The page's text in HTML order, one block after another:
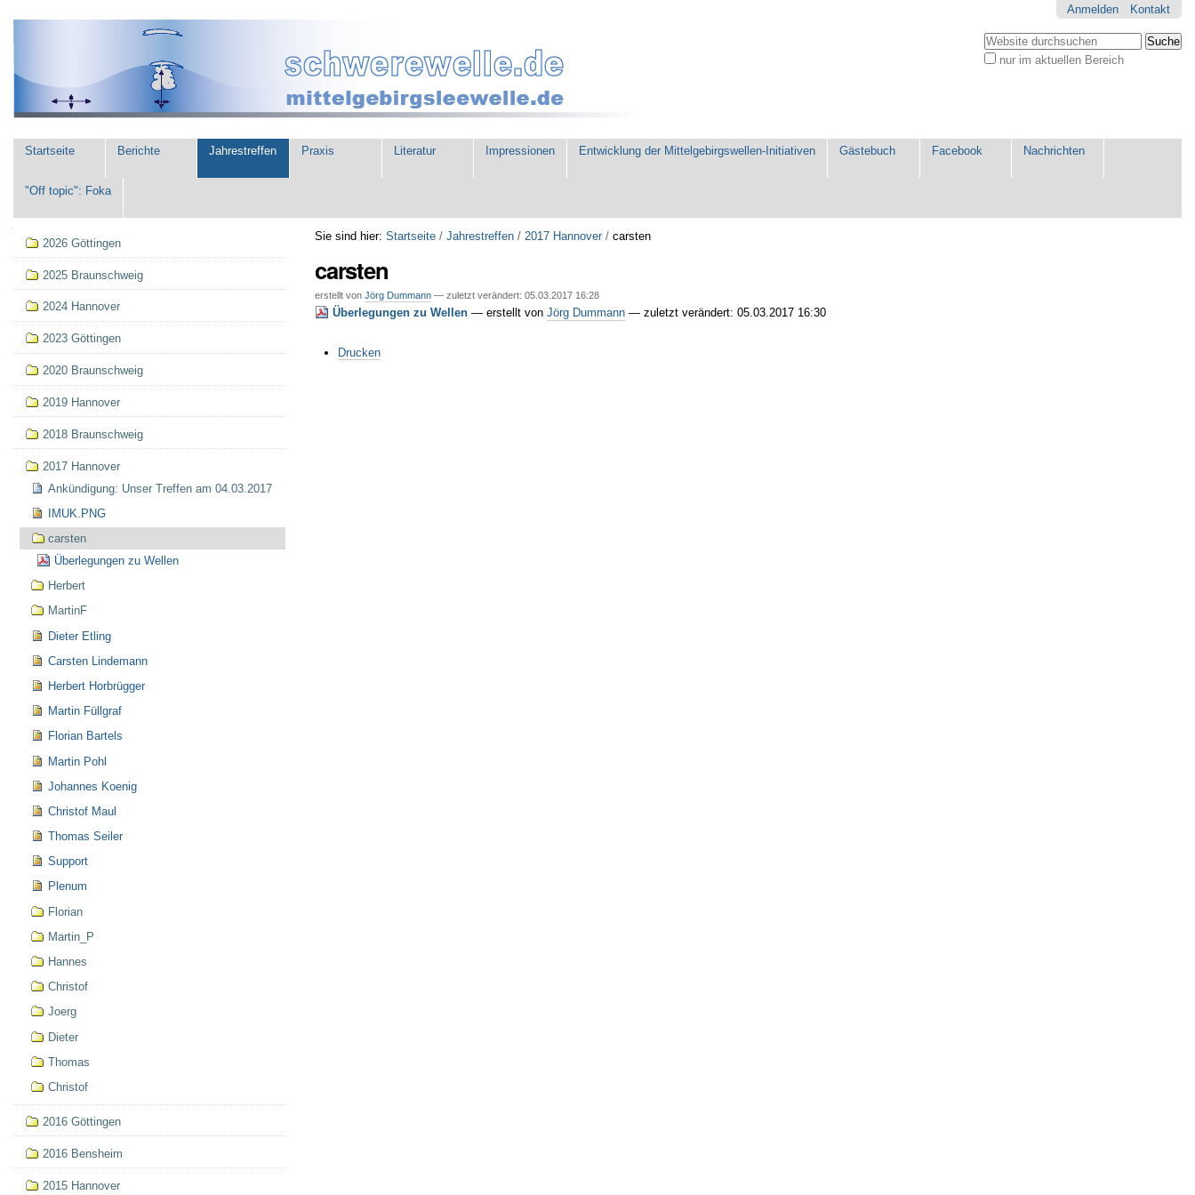
zum
Direkt
zur
Navigation
Werkzeuge
Anmelden Kontakt
Website durchsuchen
nur im aktuellen Bereich
Sektionen
Startseite Berichte Jahrestreffen Praxis Literatur Impressionen Entwicklung der Mittelgebirgswellen-Initiativen Gästebuch Facebook Nachrichten
"Off topic": Foka
Sie sind hier: Startseite /Jahrestreffen / 2017 Hannover /carsten
carsten
erstellt vonJörg Dummann —zuletzt verändert: 05.03.2017 16:28
Überlegungen zu Wellen —erstellt vonJörg Dummann — zuletzt verändert: 05.03.2017 16:30
Drucken
Navigation
2026 Göttingen
2025 Braunschweig
2024 Hannover
2023 Göttingen
2020 Braunschweig
2019 Hannover
2018 Braunschweig
2017 Hannover
Ankündigung: Unser Treffen am 04.03.2017
IMUK.PNG
carsten
Überlegungen zu Wellen
Herbert
MartinF
Dieter Etling
Carsten Lindemann
Herbert Horbrügger
Martin Füllgraf
Florian Bartels
Martin Pohl
Johannes Koenig
Christof Maul
Thomas Seiler
Support
Plenum
Florian
Martin_P
Hannes
Christof
Joerg
Dieter
Thomas
Christof
2016 Göttingen
2016 Bensheim
2015 Hannover